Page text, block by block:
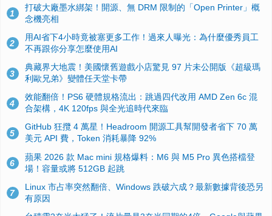
1
打破大廠墨水綁架！開源、無 DRM 限制的「Open Printer」概
念機亮相
2
用AI省下4小時竟被塞更多工作！過來人曝光：為什麼優秀員工
不再跟你分享怎麼使用AI
3
典藏界大地震！美國懷舊遊戲小店驚見 97 片未公開版《超級瑪
利歐兄弟》變體任天堂卡帶
4
效能翻倍！PS6 硬體規格流出：跳過四代改用 AMD Zen 6c 混
合架構，4K 120fps 與全光追時代來臨
5
GitHub 狂攬 4 萬星！Headroom 開源工具幫開發者省下 70 萬
美元 API 費，Token 消耗暴降 92%
6
蘋果 2026 款 Mac mini 規格爆料：M6 與 M5 Pro 異色搭檔登
場！容量或將 512GB 起跳
7
Linux 市占率突然翻倍、Windows 跌破六成？最新數據背後恐另
有原因